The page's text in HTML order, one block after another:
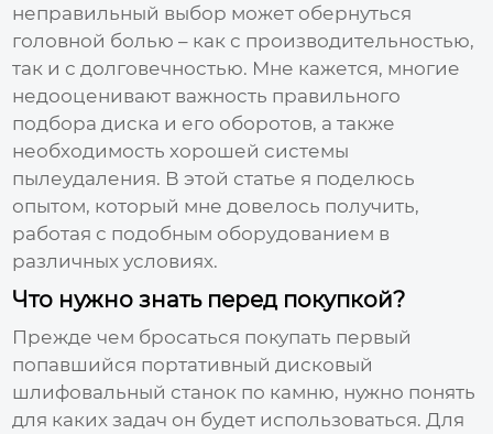
неправильный выбор может обернуться
головной болью – как с производительностью,
так и с долговечностью. Мне кажется, многие
недооценивают важность правильного
подбора диска и его оборотов, а также
необходимость хорошей системы
пылеудаления. В этой статье я поделюсь
опытом, который мне довелось получить,
работая с подобным оборудованием в
различных условиях.
Что нужно знать перед покупкой?
Прежде чем бросаться покупать первый
попавшийся портативный дисковый
шлифовальный станок по камню, нужно понять
для каких задач он будет использоваться. Для